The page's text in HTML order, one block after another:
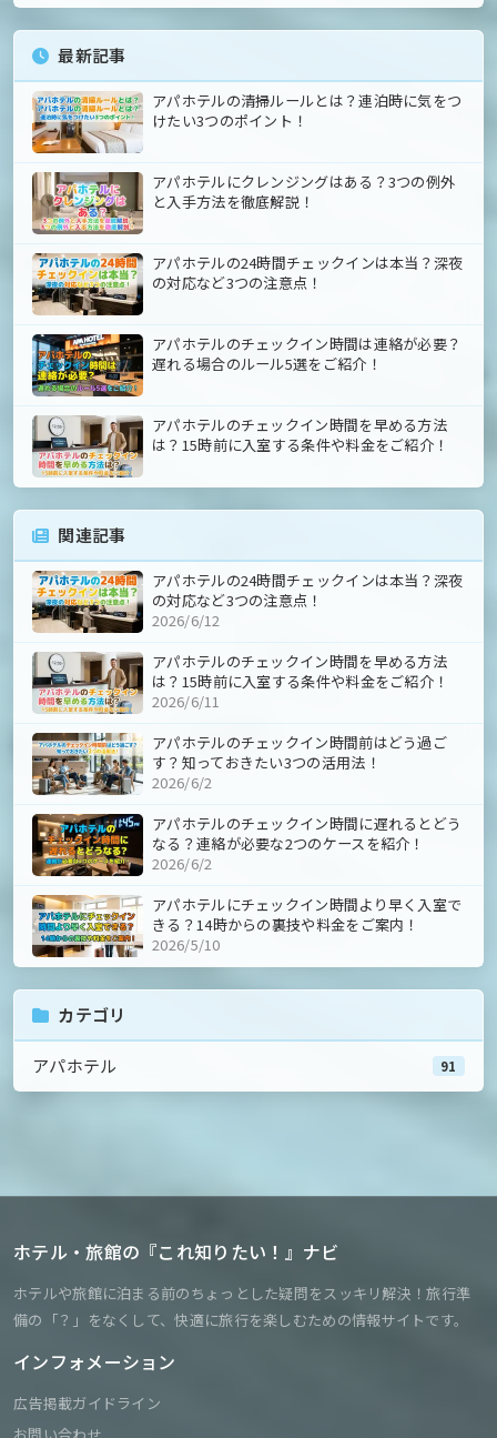
最新記事
アパホテルの清掃ルールとは？連泊時に気をつ
けたい3つのポイント！
アパホテルにクレンジングはある？3つの例外
と入手方法を徹底解説！
アパホテルの24時間チェックインは本当？深夜
の対応など3つの注意点！
アパホテルのチェックイン時間は連絡が必要？
遅れる場合のルール5選をご紹介！
アパホテルのチェックイン時間を早める方法
は？15時前に入室する条件や料金をご紹介！
関連記事
アパホテルの24時間チェックインは本当？深夜
の対応など3つの注意点！
2026/6/12
アパホテルのチェックイン時間を早める方法
は？15時前に入室する条件や料金をご紹介！
2026/6/11
アパホテルのチェックイン時間前はどう過ご
す？知っておきたい3つの活用法！
2026/6/2
アパホテルのチェックイン時間に遅れるとどう
なる？連絡が必要な2つのケースを紹介！
2026/6/2
アパホテルにチェックイン時間より早く入室で
きる？14時からの裏技や料金をご案内！
2026/5/10
カテゴリ
アパホテル 91
ホテル・旅館の『これ知りたい！』ナビ
ホテルや旅館に泊まる前のちょっとした疑問をスッキリ解決！旅行準
備の「？」をなくして、快適に旅行を楽しむための情報サイトです。
インフォメーション
広告掲載ガイドライン